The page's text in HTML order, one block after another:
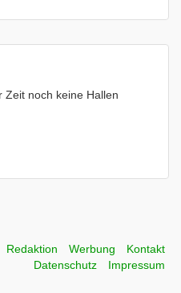
Zeit noch keine Hallen
Redaktion Werbung
Kontakt
Datenschutz
Impressum